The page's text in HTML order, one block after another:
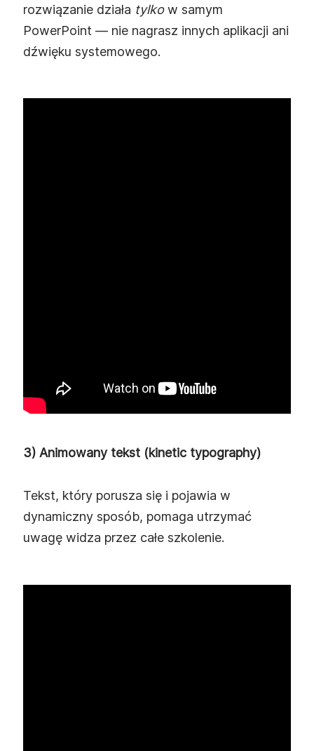
rozwiązanie działa tylkow samym
PowerPoint — nie nagrasz innych aplikacji ani
dźwięku systemowego.
3) Animowany tekst (kinetic typography)
Tekst, który porusza się i pojawia w
dynamiczny sposób, pomaga utrzymać
uwagę widza przez całe szkolenie.